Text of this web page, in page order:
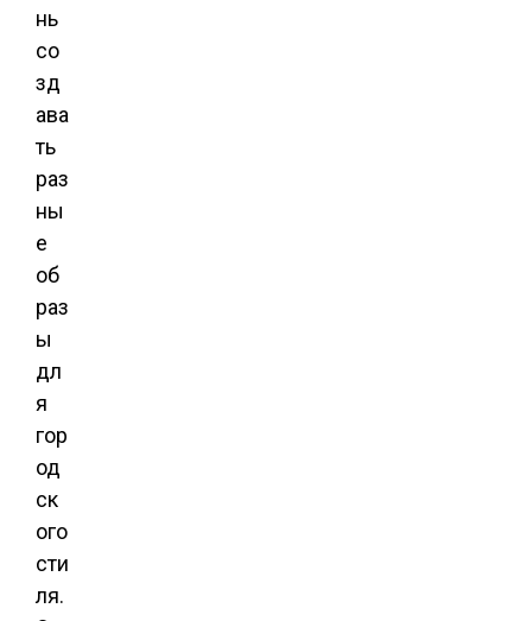
нь
со
зд
ава
ть
раз
ны
е
об
раз
ы
дл
я
гор
од
ск
ого
сти
ля.